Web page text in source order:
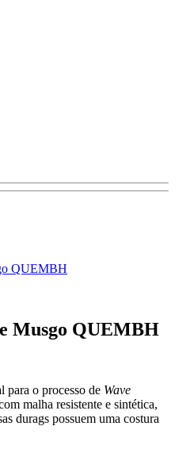
QUEMBH
Musgo QUEMBH
para o processo de Wave
malha resistente e sintética,
durags possuem uma costura